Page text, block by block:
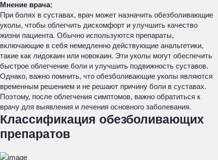
Мнение врача:
При болях в суставах, врач может назначить обезболивающие
уколы, чтобы облегчить дискомфорт и улучшить качество
жизни пациента. Обычно используются препараты,
включающие в себя немедленно действующие анальгетики,
такие как лидокаин или новокаин. Эти уколы могут обеспечить
быстрое облегчение боли и улучшить подвижность суставов.
Однако, важно помнить, что обезболивающие уколы являются
временным решением и не решают причину боли в суставах.
Поэтому, после облегчения симптомов, важно обратиться к
врачу для выявления и лечения основного заболевания.
Классификация обезболивающих
препаратов